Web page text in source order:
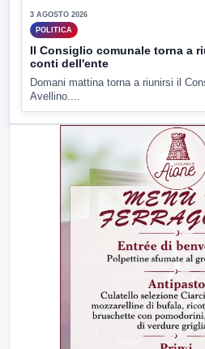
3 AGOSTO 2026
POLITICA
Il Consiglio comunale torna a
conti dell'ente
Domani mattina torna a riunirsi il
Avellino....